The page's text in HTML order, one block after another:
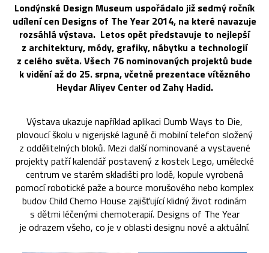
Londýnské Design Museum uspořádalo již sedmý ročník
udílení cen Designs of The Year 2014, na které navazuje
rozsáhlá výstava. Letos opět představuje to nejlepší
z architektury, módy, grafiky, nábytku a technologií
z celého světa. Všech 76 nominovaných projektů bude
k vidění až do 25. srpna, včetně prezentace vítězného
Heydar Aliyev Center od Zahy Hadid.
Výstava ukazuje například aplikaci Dumb Ways to Die,
plovoucí školu v nigerijské laguně či mobilní telefon složený
z oddělitelných bloků. Mezi další nominované a vystavené
projekty patří kalendář postavený z kostek Lego, umělecké
centrum ve starém skladišti pro lodě, kopule vyrobená
pomocí robotické paže a bource morušového nebo komplex
budov Child Chemo House zajišťující klidný život rodinám
s dětmi léčenými chemoterapií. Designs of The Year
je odrazem všeho, co je v oblasti designu nové a aktuální.